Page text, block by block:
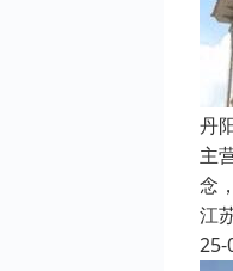
丹
主
念
江
25-